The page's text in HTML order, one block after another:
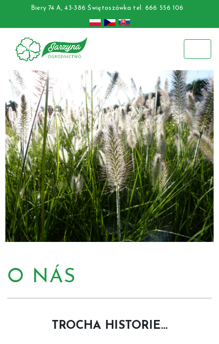
Biery 74 A, 43-386 Świętoszówka tel. 666 556 106
O NÁS
TROCHA HISTORIE…